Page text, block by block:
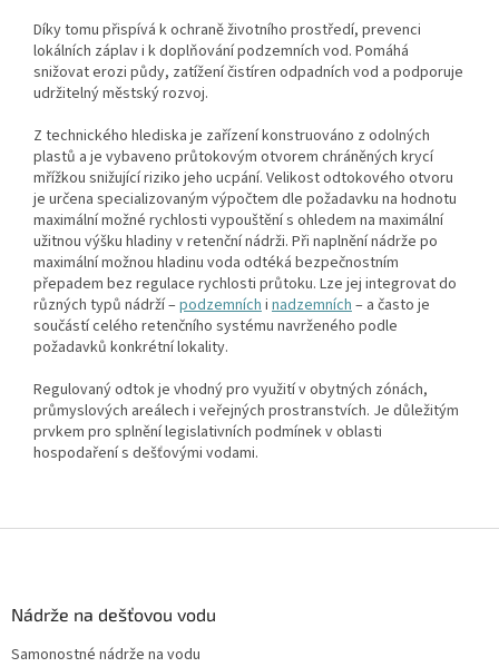
Díky tomu přispívá k ochraně životního prostředí, prevenci
lokálních záplav i k doplňování podzemních vod. Pomáhá
snižovat erozi půdy, zatížení čistíren odpadních vod a podporuje
udržitelný městský rozvoj.
Z technického hlediska je zařízení konstruováno z odolných
plastů a je vybaveno průtokovým otvorem chráněných krycí
mřížkou snižující riziko jeho ucpání. Velikost odtokového otvoru
je určena specializovaným výpočtem dle požadavku na hodnotu
maximální možné rychlosti vypouštění s ohledem na maximální
užitnou výšku hladiny v retenční nádrži. Při naplnění nádrže po
maximální možnou hladinu voda odtéká bezpečnostním
přepadem bez regulace rychlosti průtoku. Lze jej integrovat do
různých typů nádrží –podzemních i nadzemních – a často je
součástí celého retenčního systému navrženého podle
požadavků konkrétní lokality.
Regulovaný odtok je vhodný pro využití v obytných zónách,
průmyslových areálech i veřejných prostranstvích. Je důležitým
prvkem pro splnění legislativních podmínek v oblasti
hospodaření s dešťovými vodami.
Nádrže na dešťovou vodu
Samonostné nádrže na vodu